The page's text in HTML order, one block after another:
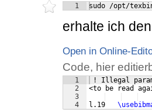
1 sudo /opt/
erhalte ich
Open in Online-
Code, hier
1
2
3
4
! Illegal
<to be read
l.19